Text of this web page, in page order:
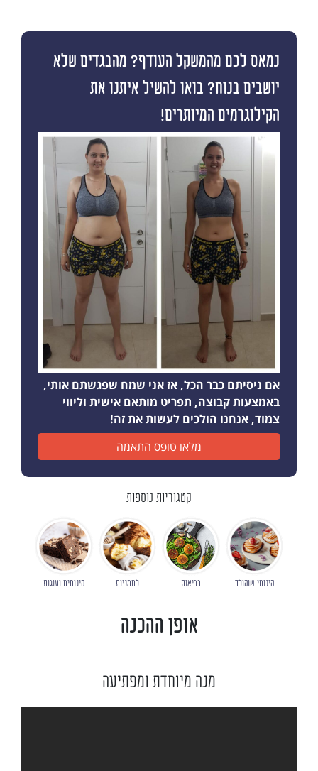
נמאס לכם מהמשקל העודף? מהבגדים שלא
יושבים בנוח? בואו להשיל איתנו את
הקילוגרמים המיותרים!
אם ניסיתם כבר הכל, אז אני שמח שפגשתם אותי,
באמצעות קבוצה, תפריט מותאם אישית וליווי
צמוד, אנחנו הולכים לעשות את זה!
מלאו טופס התאמה
קטגוריות נוספות
קינוחי שוקולד בריאות לחמניות קינוחים ועוגות
אופן ההכנה
מנה מיוחדת ומפתיעה